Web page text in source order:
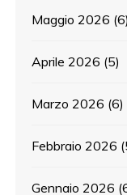
Maggio 2026 (6)
Aprile 2026 (5)
Marzo 2026 (6)
Febbraio 2026
Gennaio 2026